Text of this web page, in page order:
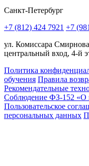
Санкт-Петербург
+7 (812) 424 7921 +7
ул. Комиссара
центральный вход, 4-й
Политика
обучения Правила
Рекомендательные
Соблюдение ФЗ-152 «О
Пользовательское
персональных данных